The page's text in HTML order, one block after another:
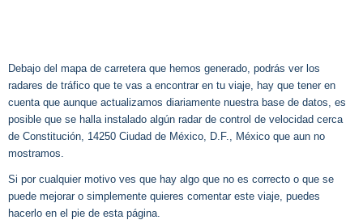
Debajo del mapa de carretera que hemos generado, podrás ver los
radares de tráfico que te vas a encontrar en tu viaje, hay que tener en
cuenta que aunque actualizamos diariamente nuestra base de datos, es
posible que se halla instalado algún radar de control de velocidad cerca
de Constitución, 14250 Ciudad de México, D.F., México que aun no
mostramos.
Si por cualquier motivo ves que hay algo que no es correcto o que se
puede mejorar o simplemente quieres comentar este viaje, puedes
hacerlo en el pie de esta página.